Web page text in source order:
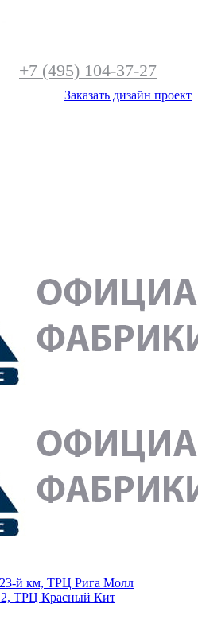
+7 (495) 104-37-27
Заказать дизайн проект
й км, ТРЦ Рига Молл
2, ТРЦ Красный Кит